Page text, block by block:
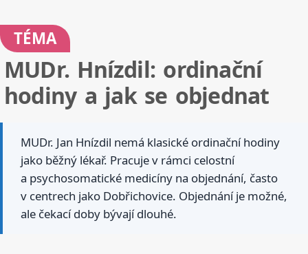
TÉMA
MUDr. Hnízdil: ordinační
hodiny a jak se objednat
MUDr. Jan Hnízdil nemá klasické ordinační hodiny
jako běžný lékař. Pracuje v rámci celostní
a psychosomatické medicíny na objednání, často
v centrech jako Dobřichovice. Objednání je možné,
ale čekací doby bývají dlouhé.